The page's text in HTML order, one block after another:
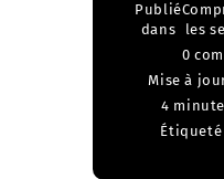
Publié
dans
les
0
Mise à
4
Étiqueté